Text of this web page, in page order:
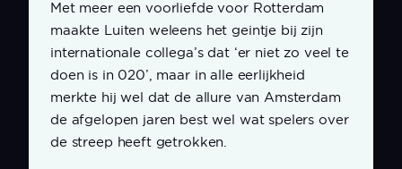
Met meer een voorliefde voor Rotterdam
maakte Luiten weleens het geintje bij zijn
internationale collega’s dat ‘er niet zo veel te
doen is in 020’, maar in alle eerlijkheid
merkte hij wel dat de allure van Amsterdam
de afgelopen jaren best wel wat spelers over
de streep heeft getrokken.